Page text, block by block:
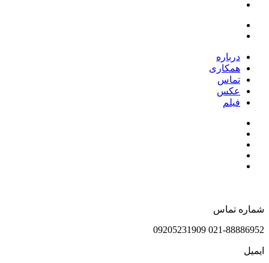
درباره
همکاری
تماس
عکس
فیلم
شماره تماس
021-88886952 09205231909
ایمیل